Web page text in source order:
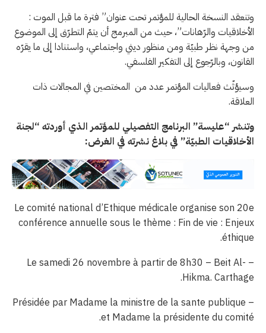
وتنعقد النسخة الحالية للمؤتمر تحت عنوان” فترة ما قبل الموت :
الأخلاقيات والرّهانات”، حيث من المبرمج أن يتمّ التطرّق إلى الموضوع
من وجهة نظر طبيّة ومن منظور ديني واجتماعي، واستنادا إلى ما يقرّه
القانون، وبالرّجوع إلى التفكير الفلسفي.
وسيؤثّث فعاليات المؤتمر عدد من المختصين في المجالات ذات
العلاقة.
وتنشر “عليسة” البرنامج التفصيلي للمؤتمر الذي أوردته “لجنة
الأخلاقيات الطبيّة” في بلاغ نشرته في الغرض:
Le comité national d’Ethique médicale organise son 20e
conférence annuelle sous le thème : Fin de vie : Enjeux
éthique.
– Le samedi 26 novembre à partir de 8h30 – Beit Al-
Hikma. Carthage.
– Présidée par Madame la ministre de la sante publique
et Madame la présidente du comité.